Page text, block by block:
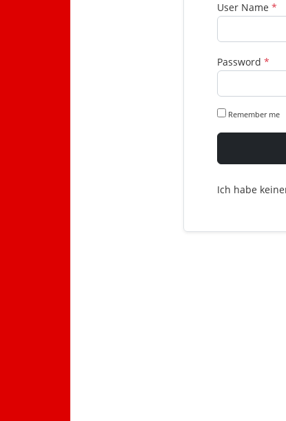
User Name *
Password *
Remember me
Ich habe